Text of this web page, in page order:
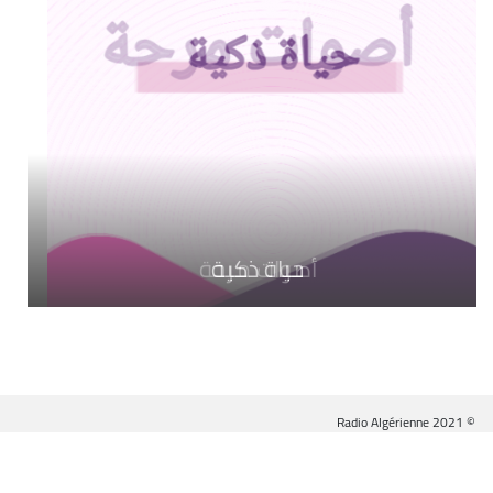
أصوات مرحة
حياة ذكية
بيكسل وحكاية